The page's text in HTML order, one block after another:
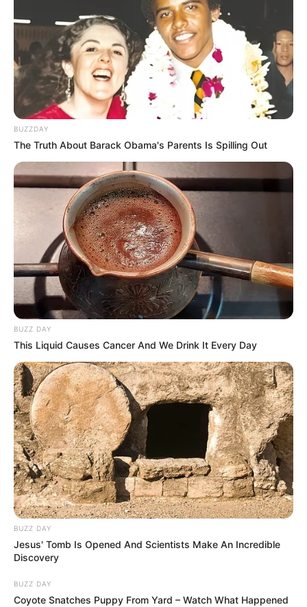
BUZZDAY
The Truth About Barack Obama's Parents Is Spilling Out
BUZZ DAY
This Liquid Causes Cancer And We Drink It Every Day
BUZZ DAY
Jesus' Tomb Is Opened And Scientists Make An Incredible
Discovery
BUZZ DAY
Coyote Snatches Puppy From Yard – Watch What Happened